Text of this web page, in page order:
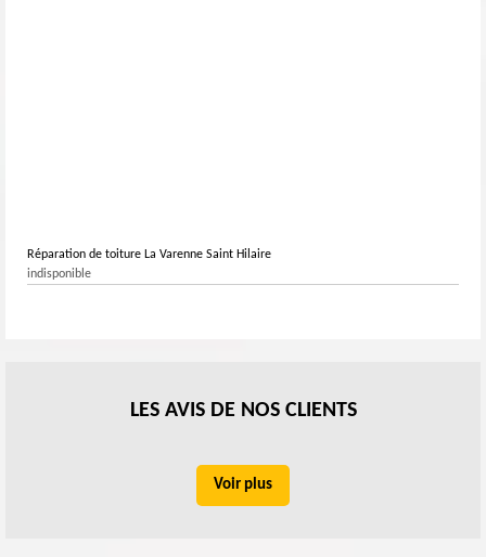
Réparation de toiture La Varenne Saint Hilaire
indisponible
LES AVIS DE NOS CLIENTS
Voir plus